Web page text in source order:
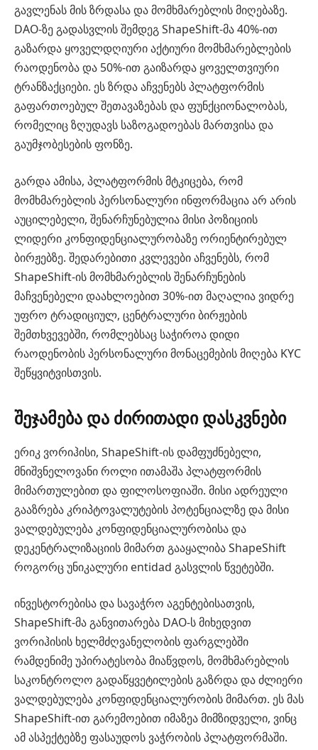
გავლენას მის ზრდასა და მომხმარებლის მიღებაზე.
DAO-ზე გადასვლის შემდეგ ShapeShift-მა 40%-ით
გაზარდა ყოველდღიური აქტიური მომხმარებლების
რაოდენობა და 50%-ით გაიზარდა ყოველთვიური
ტრანზაქციები. ეს ზრდა აჩვენებს პლატფორმის
გაფართოებულ შეთავაზებას და ფუნქციონალობას,
რომელიც ზღუდავს საზოგადოებას მართვისა და
გაუმჯობესების ფონზე.
გარდა ამისა, პლატფორმის მტკიცება, რომ
მომხმარებლის პერსონალური ინფორმაცია არ არის
აუცილებელი, შენარჩუნებულია მისი პოზიციის
ლიდერი კონფიდენციალურობაზე ორიენტირებულ
ბირჟებზე. შედარებითი კვლევები აჩვენებს, რომ
ShapeShift-ის მომხმარებლის შენარჩუნების
მაჩვენებელი დაახლოებით 30%-ით მაღალია ვიდრე
უფრო ტრადიციულ, ცენტრალური ბირჟების
შემთხვევებში, რომლებსაც საჭიროა დიდი
რაოდენობის პერსონალური მონაცემების მიღება KYC
შეწყვიტვისთვის.
შეჯამება და ძირითადი დასკვნები
ერიკ ვორიჰისი, ShapeShift-ის დამფუძნებელი,
მნიშვნელოვანი როლი ითამაშა პლატფორმის
მიმართულებით და ფილოსოფიაში. მისი ადრეული
გააზრება კრიპტოვალუტების პოტენციალზე და მისი
ვალდებულება კონფიდენციალურობისა და
დეკენტრალიზაციის მიმართ გააყალიბა ShapeShift
როგორც უნიკალური entidad გასვლის წვეტებში.
ინვესტორებისა და სავაჭრო აგენტებისათვის,
ShapeShift-მა განვითარება DAO-ს მიხედვით
ვორიჰისის ხელმძღვანელობის ფარგლებში
რამდენიმე უპირატესობა მიაწვდოს, მომხმარებლის
საკონტროლო გადაწყვეტილების გაზრდა და ძლიერი
ვალდებულება კონფიდენციალურობის მიმართ. ეს მას
ShapeShift-ით გარემოებით იმაზეა მიმზიდველი, ვინც
ამ ასპექტებზე ფასაუდოს ვაჭრობის პლატფორმაში.